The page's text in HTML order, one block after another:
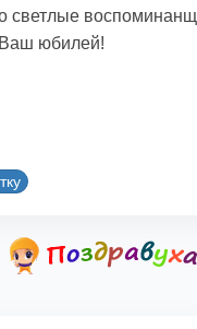
светлые воспоминанщ
юбилей!